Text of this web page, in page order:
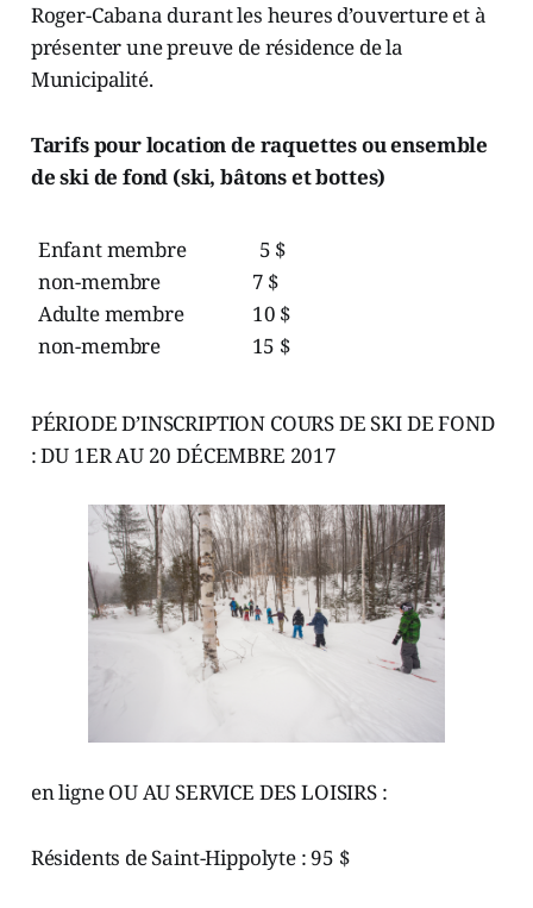
Roger-Cabana durant les heures d’ouverture et à
présenter une preuve de résidence de la
Municipalité.
Tarifs pour location de raquettes ou ensemble
de ski de fond (ski, bâtons et bottes)
Enfant membre 5 $
non-membre 7 $
Adulte membre 10 $
non-membre 15 $
PÉRIODE D’INSCRIPTION COURS DE SKI DE FOND
: DU 1ER AU 20 DÉCEMBRE 2017
en ligne OU AU SERVICE DES LOISIRS :
Résidents de Saint-Hippolyte : 95 $